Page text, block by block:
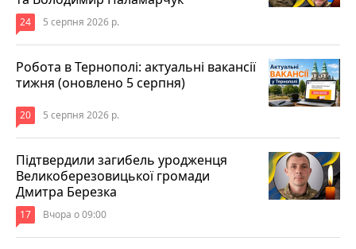
24 5 серпня 2026 р.
Робота в Тернополі: актуальні вакансії
тижня (оновлено 5 серпня)
20 5 серпня 2026 р.
Підтвердили загибель уродженця
Великоберезовицької громади
Дмитра Березка
17 Вчора о 09:00